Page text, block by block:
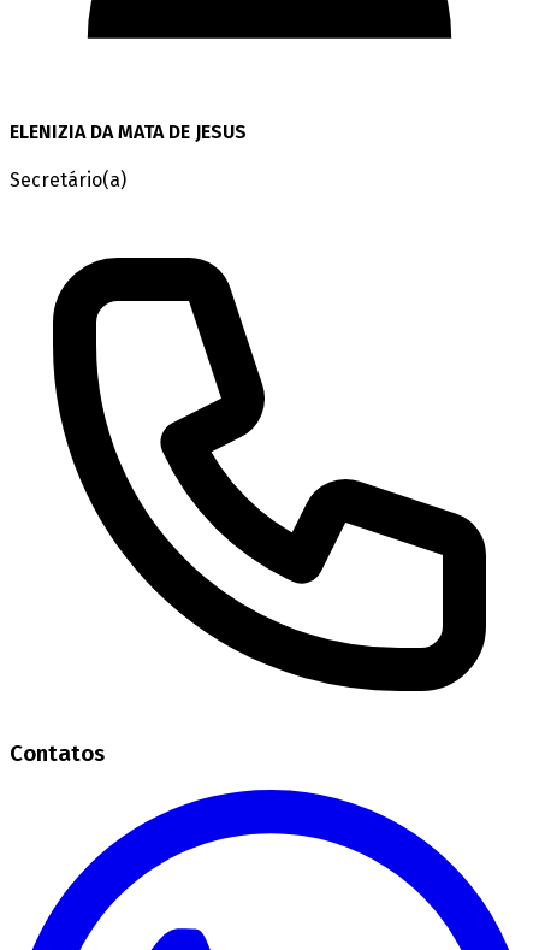
ELENIZIA DA MATA DE JESUS
Secretário(a)
Contatos